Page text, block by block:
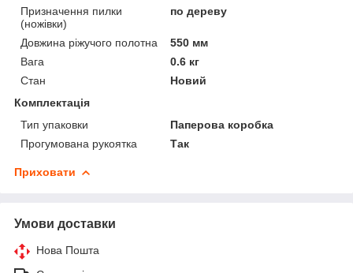
Призначення пилки
(ножівки)
по дереву
Довжина ріжучого полотна
550 мм
Вага
0.6 кг
Стан
Новий
Комплектація
Тип упаковки
Паперова коробка
Прогумована рукоятка
Так
Приховати
Умови доставки
Нова Пошта